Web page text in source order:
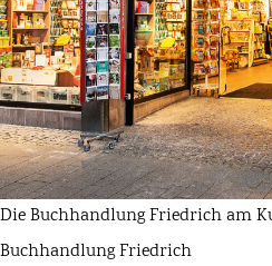
Die Buchhandlung Friedrich am
Buchhandlung Friedrich